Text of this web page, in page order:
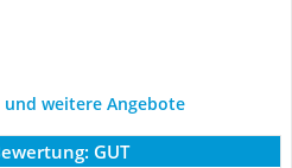
und weitere Angebote
GUT